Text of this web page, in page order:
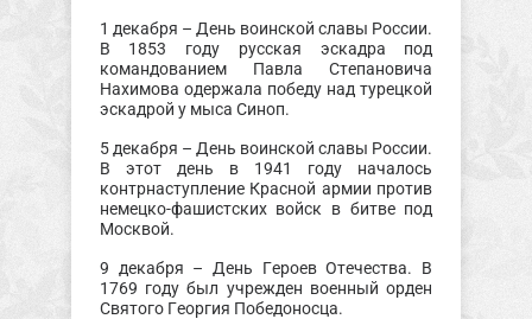
1 декабря – День воинской славы России.
В 1853 году русская эскадра под
командованием Павла Степановича
Нахимова одержала победу над турецкой
эскадрой у мыса Синоп.
5 декабря – День воинской славы России.
В этот день в 1941 году началось
контрнаступление Красной армии против
немецко-фашистских войск в битве под
Москвой.
9 декабря – День Героев Отечества. В
1769 году был учрежден военный орден
Святого Георгия Победоносца.